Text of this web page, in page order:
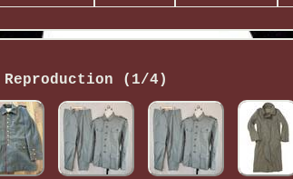
Reproduction (1/4)